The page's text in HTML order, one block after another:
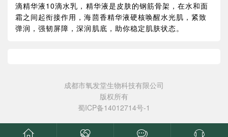
滴精华液10滴水乳，精华液是皮肤的钢筋骨架，在水和面
霜之间起衔接作用，海茴香精华液硬核唤醒水光肌，紧致
弹润，强韧屏障，深润肌底，助你稳定肌肤状态。
成都市氧发堂生物科技有限公司
版权所有
蜀ICP备14012714号-1